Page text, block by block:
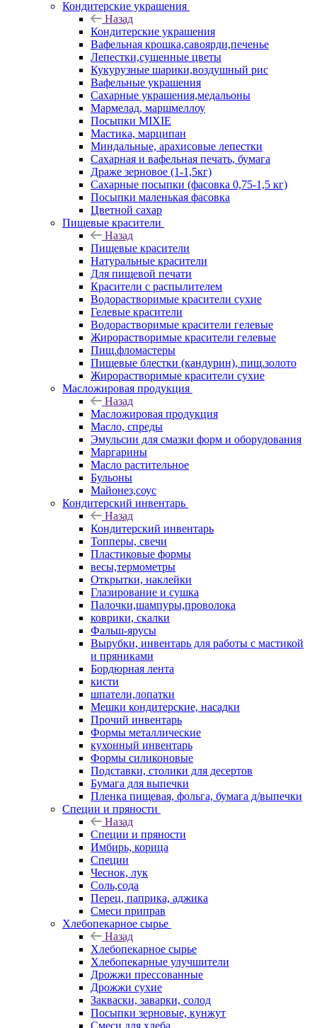
Кондитерские украшения
Назад
Кондитерские украшения
Вафельная крошка,савоярди,печенье
Лепестки,сушенные цветы
Кукурузные шарики,воздушный рис
Вафельные украшения
Сахарные украшения,медальоны
Мармелад, маршмеллоу
Посыпки MIXIE
Мастика, марципан
Миндальные, арахисовые лепестки
Сахарная и вафельная печать, бумага
Драже зерновое (1-1,5кг)
Сахарные посыпки (фасовка 0,75-1,5 кг)
Посыпки маленькая фасовка
Цветной сахар
Пищевые красители
Назад
Пищевые красители
Натуральные красители
Для пищевой печати
Красители с распылителем
Водорастворимые красители сухие
Гелевые красители
Водорастворимые красители гелевые
Жирорастворимые красители гелевые
Пищ.фломастеры
Пищевые блестки (кандурин), пищ.золото
Жирорастворимые красители сухие
Масложировая продукция
Назад
Масложировая продукция
Масло, спреды
Эмульсии для смазки форм и оборудования
Маргарины
Масло растительное
Бульоны
Майонез,соус
Кондитерский инвентарь
Назад
Кондитерский инвентарь
Топперы, свечи
Пластиковые формы
весы,термометры
Открытки, наклейки
Глазирование и сушка
Палочки,шампуры,проволока
коврики, скалки
Фальш-ярусы
Вырубки, инвентарь для работы с мастикой
и пряниками
Бордюрная лента
кисти
шпатели,лопатки
Мешки кондитерские, насадки
Прочий инвентарь
Формы металлические
кухонный инвентарь
Формы силиконовые
Подставки, столики для десертов
Бумага для выпечки
Пленка пищевая, фольга, бумага д/выпечки
Специи и пряности
Назад
Специи и пряности
Имбирь, корица
Специи
Чеснок, лук
Соль,сода
Перец, паприка, аджика
Смеси приправ
Хлебопекарное сырье
Назад
Хлебопекарное сырье
Хлебопекарные улучшители
Дрожжи прессованные
Дрожжи сухие
Закваски, заварки, солод
Посыпки зерновые, кунжут
Смеси для хлеба